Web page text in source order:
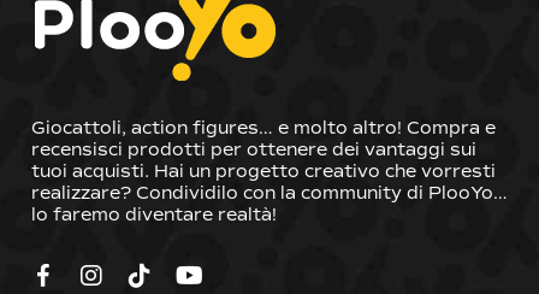
Giocattoli, action figures… e molto altro! Compra e
recensisci prodotti per ottenere dei vantaggi sui
tuoi acquisti. Hai un progetto creativo che vorresti
realizzare? Condividilo con la community di PlooYo…
lo faremo diventare realtà!